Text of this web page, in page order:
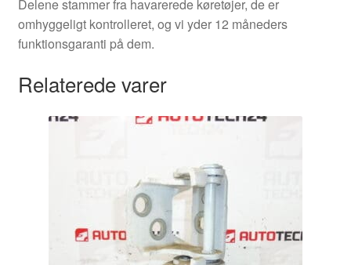
Delene stammer fra havarerede køretøjer, de er
omhyggeligt kontrolleret, og vi yder 12 måneders
funktionsgaranti på dem.
Relaterede varer